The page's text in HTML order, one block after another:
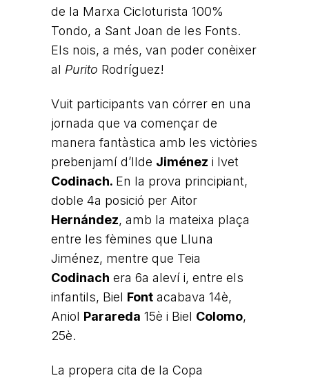
de la Marxa Cicloturista 100%
Tondo, a Sant Joan de les Fonts.
Els nois, a més, van poder conèixer
al Purito Rodríguez!
Vuit participants van córrer en una
jornada que va començar de
manera fantàstica amb les victòries
prebenjamí d’Ilde Jiménez i Ivet
Codinach. En la prova principiant,
doble 4a posició per Aitor
Hernández, amb la mateixa plaça
entre les fèmines que Lluna
Jiménez, mentre que Teia
Codinach era 6a aleví i, entre els
infantils, Biel Font acabava 14è,
Aniol Parareda 15è i Biel Colomo,
25è.
La propera cita de la Copa